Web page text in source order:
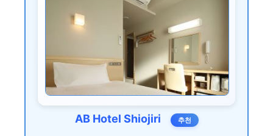
AB Hotel Shiojiri 추천